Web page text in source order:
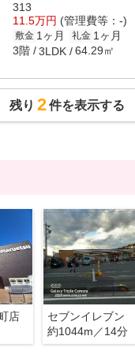
313
11.5万円 (管理費等：-)
敷金 1ヶ月 礼金 1ヶ月
3階 3LDK 64.29㎡
残り 2件を表示する
店
セブンイレブン
約1044m／14分